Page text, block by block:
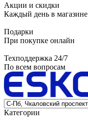
Акции и скидки
Каждый день в магазине
Подарки
При покупке онлайн
Техподдержка 24/7
По всем вопросам
Категории